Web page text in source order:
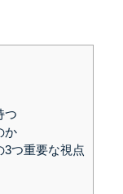
つ
か
3つ重要な視点